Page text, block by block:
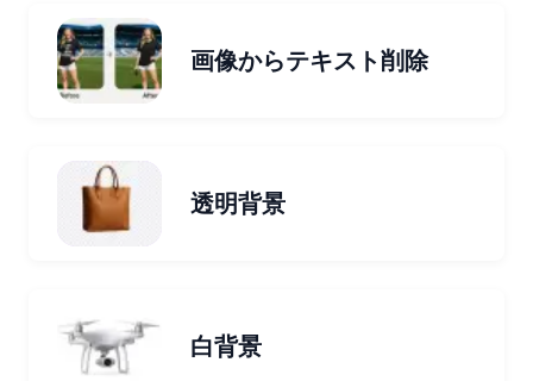
画像からテキスト削除
透明背景
白背景